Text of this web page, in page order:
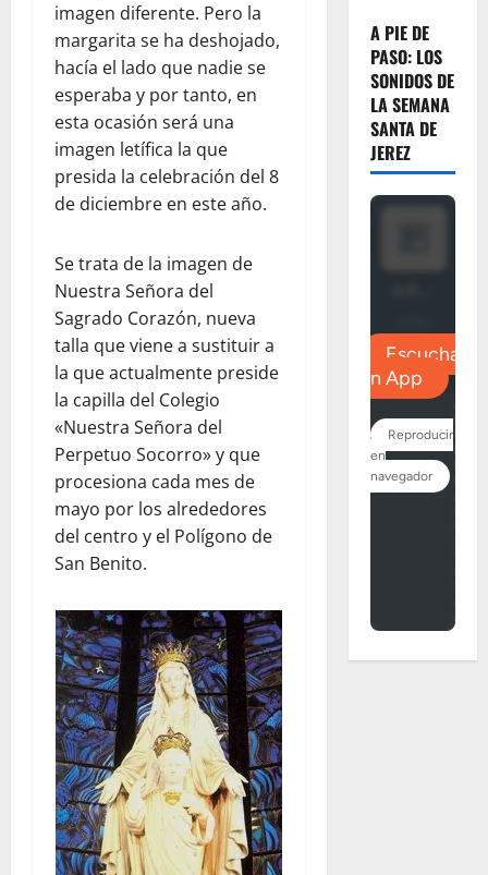
imagen diferente. Pero la
margarita se ha deshojado,
hacía el lado que nadie se
esperaba y por tanto, en
esta ocasión será una
imagen letífica la que
presida la celebración del 8
de diciembre en este año.
Se trata de la imagen de
Nuestra Señora del
Sagrado Corazón, nueva
talla que viene a sustituir a
la que actualmente preside
la capilla del Colegio
«Nuestra Señora del
Perpetuo Socorro» y que
procesiona cada mes de
mayo por los alrededores
del centro y el Polígono de
San Benito.
A PIE DE
PASO: LOS
SONIDOS DE
LA SEMANA
SANTA DE
JEREZ